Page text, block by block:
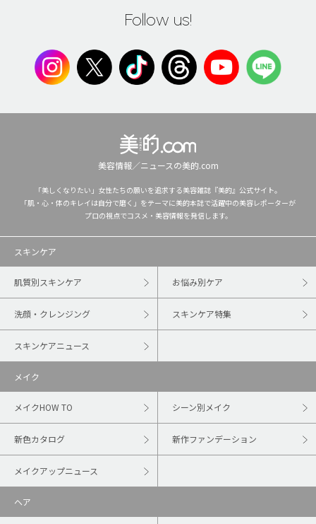
Follow us!
美容情報／ニュースの美的.com
「美しくなりたい」女性たちの願いを追求する美容雑誌『美的』公式サイト。
「肌・心・体のキレイは自分で磨く」をテーマに美的本誌で活躍中の美容レポーターが
プロの視点でコスメ・美容情報を発信します。
スキンケア
肌質別スキンケア お悩み別ケア
洗顔・クレンジング スキンケア特集
スキンケアニュース
メイク
メイクHOW TO シーン別メイク
新色カタログ 新作ファンデーション
メイクアップニュース
ヘア